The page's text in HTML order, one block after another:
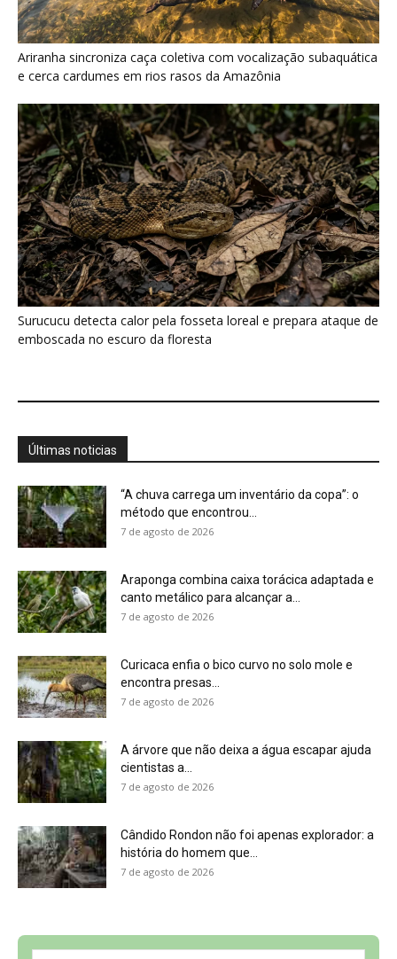
Surucucu detecta calor pela fosseta loreal e prepara ataque de
emboscada no escuro da floresta
Últimas noticias
“A chuva carrega um inventário da copa”: o
método que encontrou...
7 de agosto de 2026
Araponga combina caixa torácica adaptada e
canto metálico para alcançar a...
7 de agosto de 2026
A árvore que não deixa a água escapar ajuda
7 de agosto de 2026
7 de agosto de 2026